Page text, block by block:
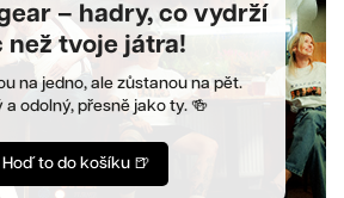
– hadry, co vydrží
než tvoje játra!
na jedno, ale zůstanou na pět.
a odolný, přesně jako ty. 🍻
Hoď to do košíku 🍺